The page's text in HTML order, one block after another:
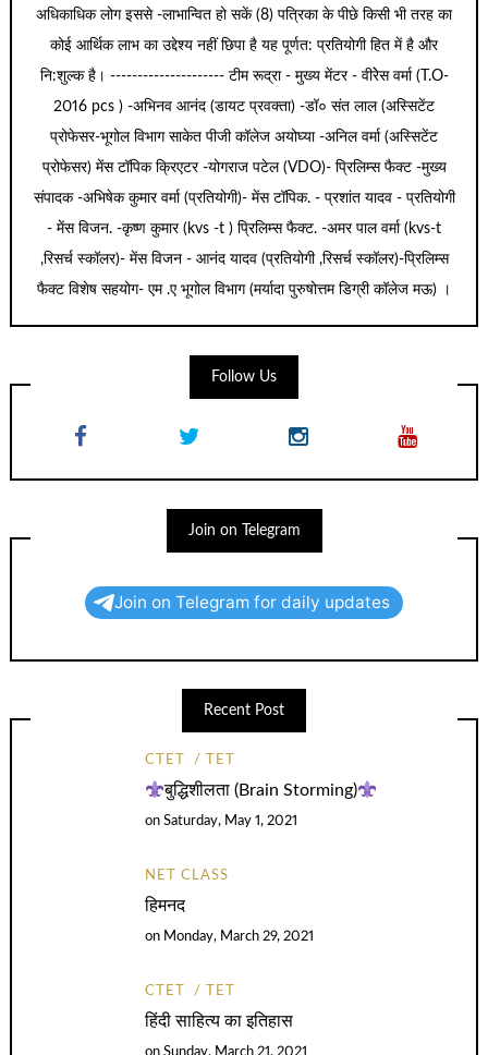
अधिकाधिक लोग इससे -लाभान्वित हो सकें (8) पत्रिका के पीछे किसी भी तरह का
कोई आर्थिक लाभ का उद्देश्य नहीं छिपा है यह पूर्णत: प्रतियोगी हित में है और
नि:शुल्क है। --------------------- टीम रूद्रा - मुख्य मेंटर - वीरेेस वर्मा (T.O-
2016 pcs ) -अभिनव आनंद (डायट प्रवक्ता) -डॉ० संत लाल (अस्सिटेंट
प्रोफेसर-भूगोल विभाग साकेत पीजी कॉलेज अयोघ्या -अनिल वर्मा (अस्सिटेंट
प्रोफेसर) मेंस टॉपिक क्रिएटर -योगराज पटेल (VDO)- प्रिलिम्स फैक्ट -मुख्य
संपादक -अभिषेक कुमार वर्मा (प्रतियोगी)- मेंस टॉपिक. - प्रशांत यादव - प्रतियोगी
- मेंस विजन. -कृष्ण कुमार (kvs -t ) प्रिलिम्स फैक्ट. -अमर पाल वर्मा (kvs-t
,रिसर्च स्कॉलर)- मेंस विजन - आनंद यादव (प्रतियोगी ,रिसर्च स्कॉलर)-प्रिलिम्स
फैक्ट विशेष सहयोग- एम .ए भूगोल विभाग (मर्यादा पुरुषोत्तम डिग्री कॉलेज मऊ) ।
Follow Us
Join on Telegram
Join on Telegram for daily updates
Recent Post
CTET TET
बुद्धिशीलता (Brain Storming)
onSaturday, May 1, 2021
NET CLASS
हिमनद
on Monday, March 29, 2021
CTET TET
हिंदी साहित्य का इतिहास
onSunday, March 21, 2021